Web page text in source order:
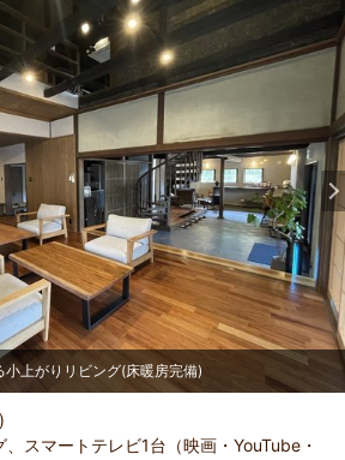
上がりリビング(床暖房完備)
、スマートテレビ1台（映画・YouTube・